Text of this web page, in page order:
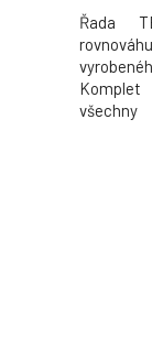
Řada
Komplet